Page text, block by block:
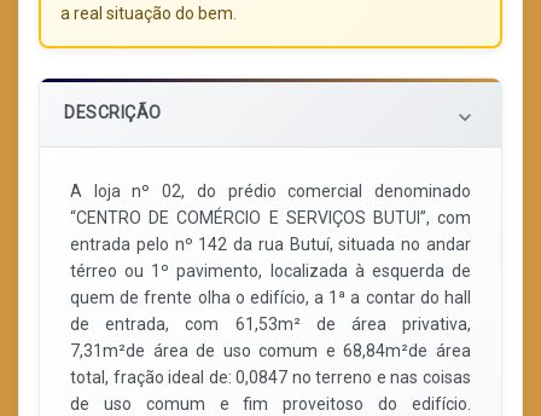
a real situação do bem.
DESCRIÇÃO keyboard_arrow_down
A loja nº 02, do prédio comercial denominado
“CENTRO DE COMÉRCIO E SERVIÇOS BUTUI”, com
entrada pelo nº 142 da rua Butuí, situada no andar
térreo ou 1º pavimento, localizada à esquerda de
quem de frente olha o edifício, a 1ª a contar do hall
de entrada, com 61,53m² de área privativa,
7,31m²de área de uso comum e 68,84m²de área
total, fração ideal de: 0,0847 no terreno e nas coisas
de uso comum e fim proveitoso do edifício.